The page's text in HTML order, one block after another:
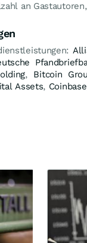
an
, Bitcoin
Assets, Coinbase